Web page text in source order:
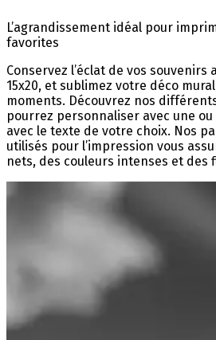
L’agrandissement idéal pour
favorites
Conservez l’éclat de vos
15x20, et sublimez votre déco
moments. Découvrez nos
pourrez personnaliser avec une
avec le texte de votre choix. Nos
utilisés pour l’impression vous
nets, des couleurs intenses et des